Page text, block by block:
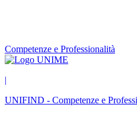
Competenze e Professionalità
|
UNIFIND - Competenze e